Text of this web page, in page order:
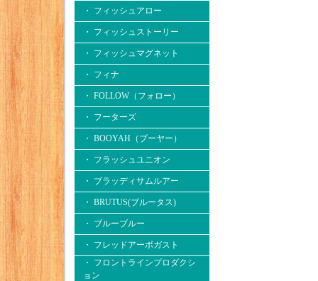
・ フィッシュアロー
・ フィッシュストーリー
・ フィッシュマグネット
・ フィナ
・ FOLLOW（フォロー）
・ フーターズ
・ BOOYAH（ブーヤー）
・ フラッシュユニオン
・ ブラッディサムルアー
・ BRUTUS(ブルータス)
・ ブルーブルー
・ フレッドアーボガスト
・ フロントラインプロダクシ
ョン